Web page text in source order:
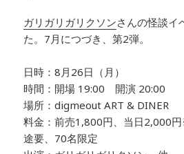
ガリガリガリクソンさんの怪談イ
た。7月につづき、第2弾。
日時：8月26日（月）
時間：開場 19:00 開演 20:00
場所：digmeout ART & DINER
料金：前売1,800円、当日2,000
途要、70名限定